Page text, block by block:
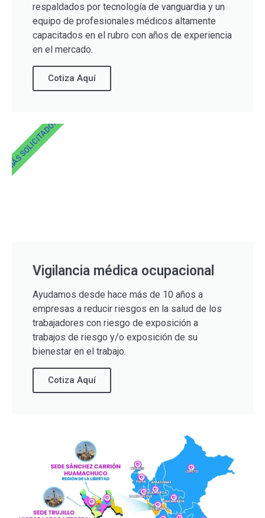
respaldados por tecnología de vanguardia y un
equipo de profesionales médicos altamente
capacitados en el rubro con años de experiencia
en el mercado.
Cotiza Aquí
Vigilancia médica ocupacional
Ayudamos desde hace más de 10 años a
empresas a reducir riesgos en la salud de los
trabajadores con riesgo de exposición a
trabajos de riesgo y/o exposición de su
bienestar en el trabajo.
Cotiza Aquí
MÁS SOLICITADOS